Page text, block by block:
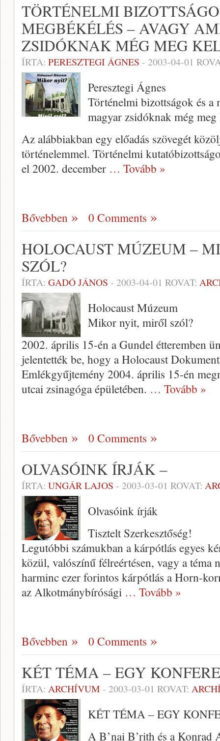
TÖRTÉNELMI
MEGBÉKÉLÉS – AVAGY
ZSIDÓKNAK MÉG MEG
ÍRTA: PERESZTEGI ÁGNES - 2003-04-01
Peresztegi Ágnes
Történelmi bizottságok és a
magyar zsidóknak még
Az alábbiakban egy előadás szövegét
történelemmel. Történelmi
el 2002. december … Tovább »
Bővebben 0 Comments
HOLOCAUST MÚZEUM –
SZÓL?
ÍRTA: GADÓ JÁNOS - 2003-04-01 ROVAT:
Holocaust Múzeum
Mikor nyit, miről szól?
2002. április 15-én a Gundel étteremben
jelentették be, hogy a Holocaust
Emlékgyűjtemény 2004. április 15-én
utcai zsinagóga épületében. … Tovább »
Bővebben 0 Comments
OLVASÓINK ÍRJÁK –
ÍRTA: UNGÁR LAJOS - 2003-03-01 ROVAT:
Olvasóink írják
Tisztelt Szerkesztőség!
Legutóbbi számukban a kárpótlás egyes
közül, való­színű félreértésen, vagy a téma
harminc ezer forintos kárpótlás a Horn-
az Alkotmánybírósági … Tovább »
Bővebben 0 Comments
KÉT TÉMA – EGY
ÍRTA: ARCHÍVUM - 2003-03-01 ROVAT:
KÉT TÉMA – EGY
A B’nai B’rith és a Konrad